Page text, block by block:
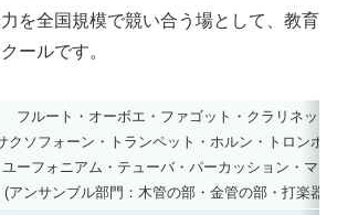
を全国規模で競い合う場として、教育
ールです。
フルート・オーボエ・ファゴット・クラリネット
クソフォーン・トランペット・ホルン・トロンボ
ユーフォニアム・テューバ・パーカッション・マリ
(アンサンブル部門：木管の部・金管の部・打楽器